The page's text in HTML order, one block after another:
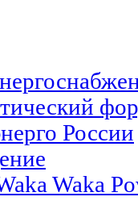
России
Waka